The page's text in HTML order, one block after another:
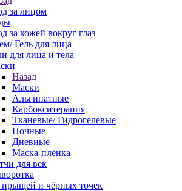
за лицом
за кожей вокруг глаз
Гель для лица
для лица и тела
Назад
Маски
Альгинатные
Карбокситерапия
Тканевые/ Гидрогелевые
Ночные
Дневные
Маска-плёнка
для век
и чёрных точек